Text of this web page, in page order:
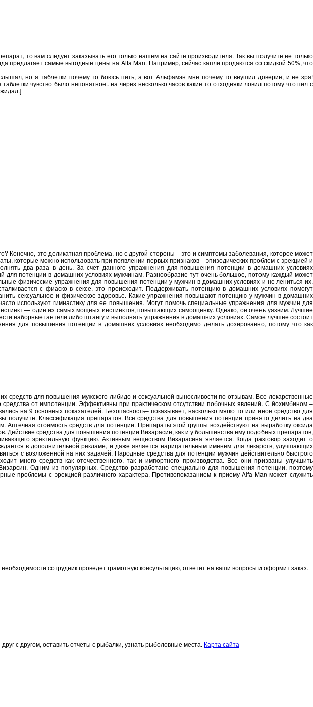
то вам следует заказывать его только нашем на сайте производителя. Так вы получите не только
предлагает самые выгодные цены на Alfa Man. Например, сейчас капли продаются со скидкой 50%, что
но я таблетки почему то боюсь пить, а вот Альфамэн мне почему то внушил доверие, и не зря!
чувство было непонятное.. на через несколько часов какие то отходняки ловил потому что пил с
Конечно, это деликатная проблема, но с другой стороны – это и симптомы заболевания, которое может
которые можно использовать при появлении первых признаков – эпизодических проблем с эрекцией и
два раза в день. За счет данного упражнения для повышения потенции в домашних условиях
потенции в домашних условиях мужчинам. Разнообразие тут очень большое, потому каждый может
физические упражнения для повышения потенции у мужчин в домашних условиях и не лениться их.
с фиаско в сексе, это происходит. Поддерживать потенцию в домашних условиях помогут
сексуальное и физическое здоровье. Какие упражнения повышают потенцию у мужчин в домашних
используют гимнастику для ее повышения. Могут помочь специальные упражнения для мужчин для
— один из самых мощных инстинктов, повышающих самооценку. Однако, он очень уязвим. Лучшие
наборные гантели либо штангу и выполнять упражнения в домашних условиях. Самое лучшее состоит
для повышения потенции в домашних условиях необходимо делать дозированно, потому что как
для повышения мужского либидо и сексуальной выносливости по отзывам. Все лекарственные
от импотенции. Эффективны при практическом отсутствии побочных явлений. С йохимбином –
на 9 основных показателей. Безопасность– показывает, насколько мягко то или иное средство для
получите. Классификация препаратов. Все средства для повышения потенции принято делить на два
стоимость средств для потенции. Препараты этой группы воздействуют на выработку оксида
Действие средства для повышения потенции Визарасин, как и у большинства ему подобных препаратов,
эректильную функцию. Активным веществом Визарасина является. Когда разговор заходит о
в дополнительной рекламе, и даже является нарицательным именем для лекарств, улучшающих
с возложенной на них задачей. Народные средства для потенции мужчин действительно быстрого
много средств как отечественного, так и импортного производства. Все они призваны улучшить
Одним из популярных. Средство разработано специально для повышения потенции, поэтому
проблемы с эрекцией различного характера. Противопоказанием к приему Alfa Man может служить
сотрудник проведет грамотную консультацию, ответит на ваши вопросы и оформит заказ.
с другом, оставить отчеты с рыбалки, узнать рыболовные места. Карта сайта